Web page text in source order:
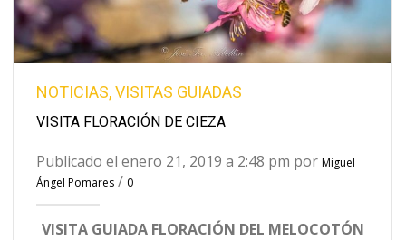
NOTICIAS,VISITAS GUIADAS
VISITA FLORACIÓN DE CIEZA
Publicado el enero 21, 2019 a 2:48 pm por Miguel
Ángel Pomares / 0
VISITA GUIADA FLORACIÓN DEL MELOCOTÓN